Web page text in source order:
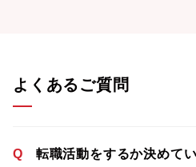
よくあるご質問
Q
転職活動をするか決めて